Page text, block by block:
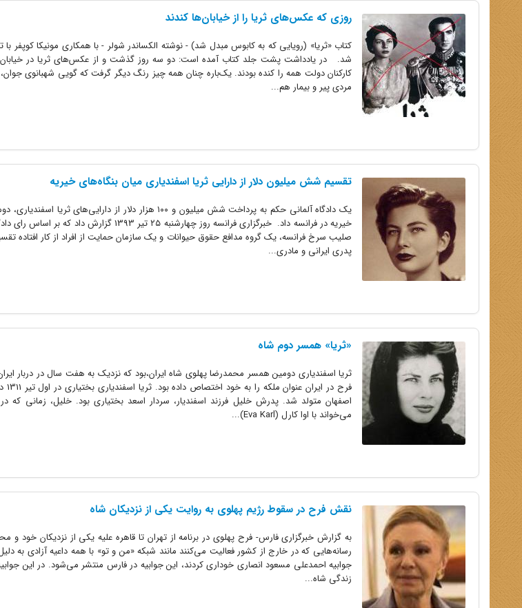
روزی که عکس‌های ثریا را از خیابان‌ها کندند
کتاب «ثریا» (رویایی که به کابوس مبدل شد) - نوشته الکساندر شولر - با همکاری مونیکا کوپفر
شد. در یادداشت پشت جلد کتاب آمده است: دو سه روز گذشت و از عکس‌های ثریا در
کارکنان دولت همه را کنده بودند. یک‌باره چنان همه چیز رنگ دیگر گرفت که گویی شهبانوی
مردی پیر و بیمار هم...
تقسیم شش میلیون دلار از دارایی ثریا اسفندیاری میان بنگاه‌های خیریه
یک دادگاه آلمانی حکم به پرداخت شش میلیون و ۱۰۰ هزار دلار از
خیریه در فرانسه داد. خبرگزاری فرانسه روز چهارشنبه ۲۵
صلیب سرخ فرانسه، یک گروه مدافع حقوق حیوانات و یک سازمان حمایت از افراد از کار افتاده
پدری ایرانی و مادری...
«ثریا» همسر دوم شاه
ثریا اسفندیاری دومین همسر محمد‌رضا پهلوی شاه ایران،‌بود که نزدیک به هفت سال در دربار
اصفهان متولد شد. پدرش خلیل فرزند اسفندیار، سردار اسعد بختیاری بود. خلیل، زمانی که
می‌خواند با اوا کارل (Eva Karl)...
نقش فرح در سقوط رژیم پهلوی به روایت یکی از نزدیکان شاه
به گزارش خبرگزاری فارس- فرح پهلوى در برنامه از تهران تا قاهره علیه یکی از نزدیکان خود
رسانه‌هایی که در خارج از کشور فعالیت می‌کنند مانند شبکه «من و تو» با همه داعیه آزادی به
جوابیه احمدعلی مسعود انصاری خوداری کردند، این جوابیه در فارس منتشر می‌شود. در این
زندگی شاه...